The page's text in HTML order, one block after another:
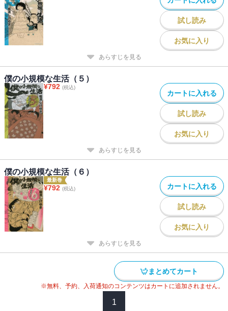
試し読み
お気に入り
あらすじを見る
僕の小規模な生活（５）
¥792 (税込)
カートに入れる
試し読み
お気に入り
あらすじを見る
僕の小規模な生活（６）
最新巻
¥792 (税込) カートに入れる
試し読み
お気に入り
あらすじを見る
まとめてカート
※無料、予約、入荷通知のコンテンツはカートに追加されません。
1